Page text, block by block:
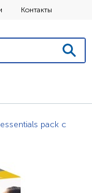
Контакты
pack с